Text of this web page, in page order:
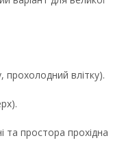
прохолодний влітку).
та простора прохідна